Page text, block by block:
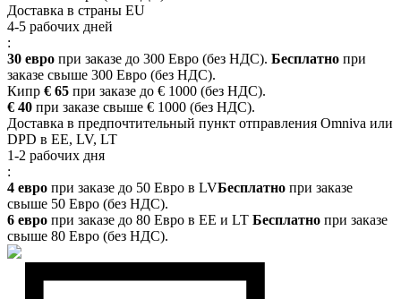
Доставка в страны EU
4-5 рабочих дней
:
30 евро при заказе до 300 Евро (без НДС). Бесплатно при
заказе свыше 300 Евро (без НДС).
Кипр € 65 при заказе до € 1000 (без НДС).
€ 40 при заказе свыше € 1000 (без НДС).
Доставка в предпочтительный пункт отправления Omniva или
DPD в EE, LV, LT
1-2 рабочих дня
:
4 евро при заказе до 50 Евро в LVБесплатно при заказе
свыше 50 Евро (без НДС).
6 евро при заказе до 80 Евро в EE и LT Бесплатно при заказе
свыше 80 Евро (без НДС).